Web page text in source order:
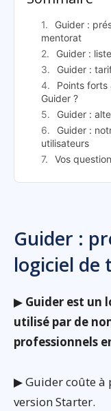
Guider :
mentorat
Guider :
Guider :
Points forts
Guider ?
Guider :
Guider :
utilisateurs
Vos
Guider :
logiciel
▶ Guider est
utilisé par de
professionnels
▶ Guider coûte à
version Starter.